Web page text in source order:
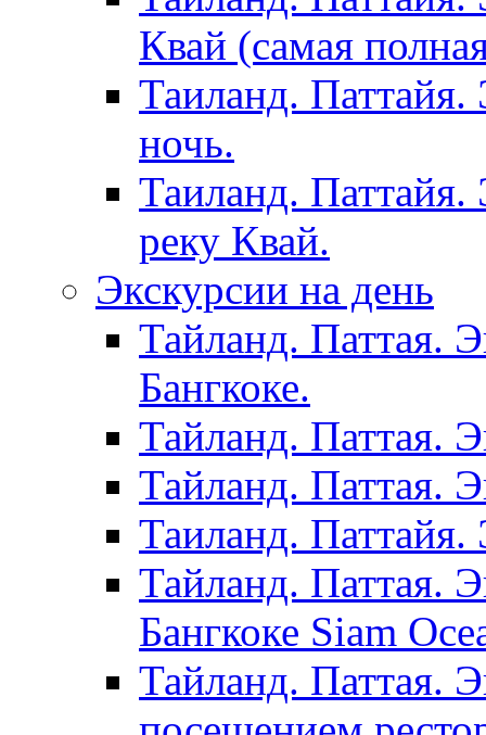
Квай (самая
Таиланд.
ночь.
Таиланд. Паттайя.
реку Квай.
Экскурсии на день
Тайланд. Паттая.
Бангкоке.
Тайланд. Паттая.
Тайланд. Паттая.
Таиланд.
Тайланд. Паттая.
Бангкоке Siam
Тайланд. Паттая.